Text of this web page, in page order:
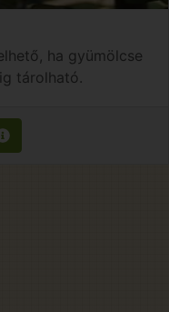
ha gyümölcse
tárolható.